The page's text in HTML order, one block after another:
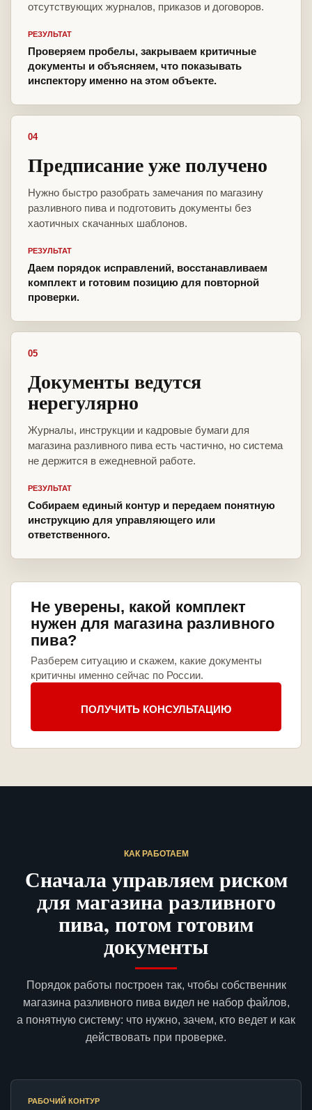
отсутствующих журналов, приказов и договоров.
РЕЗУЛЬТАТ
Проверяем пробелы, закрываем критичные
документы и объясняем, что показывать
инспектору именно на этом объекте.
04
Предписание уже получено
Нужно быстро разобрать замечания по магазину
разливного пива и подготовить документы без
хаотичных скачанных шаблонов.
РЕЗУЛЬТАТ
Даем порядок исправлений, восстанавливаем
комплект и готовим позицию для повторной
проверки.
05
Документы ведутся
нерегулярно
Журналы, инструкции и кадровые бумаги для
магазина разливного пива есть частично, но система
не держится в ежедневной работе.
РЕЗУЛЬТАТ
Собираем единый контур и передаем понятную
инструкцию для управляющего или
ответственного.
Не уверены, какой комплект
нужен для магазина разливного
пива?
Разберем ситуацию и скажем, какие документы
критичны именно сейчас по России.
ПОЛУЧИТЬ КОНСУЛЬТАЦИЮ
КАК РАБОТАЕМ
Сначала управляем риском
для магазина разливного
пива, потом готовим
документы
Порядок работы построен так, чтобы собственник
магазина разливного пива видел не набор файлов,
а понятную систему: что нужно, зачем, кто ведет и как
действовать при проверке.
РАБОЧИЙ КОНТУР